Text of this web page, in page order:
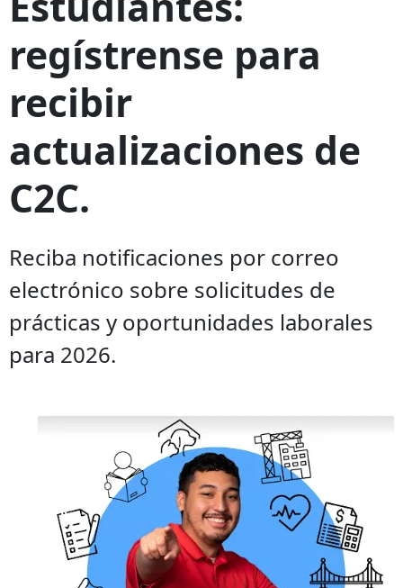
regístrense para
recibir
actualizaciones de
C2C.
Reciba notificaciones por correo
electrónico sobre solicitudes de
prácticas y oportunidades laborales
para 2026.